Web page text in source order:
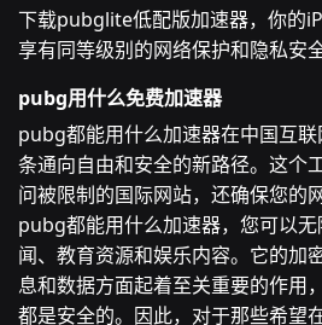
下载pubglite低配版加速器，你的
享有同等级别的网络保护和隐私安全
pubg用什么免费加速器
pubg都能用什么加速器在中国互
条通向自由和安全的新路径。这个
问被限制的国际网站，还确保您的
pubg都能用什么加速器，您可以
闻、教育资源和娱乐内容。它的加
息和数据方面起着至关重要的作用
都是安全的。因此，对于那些希望